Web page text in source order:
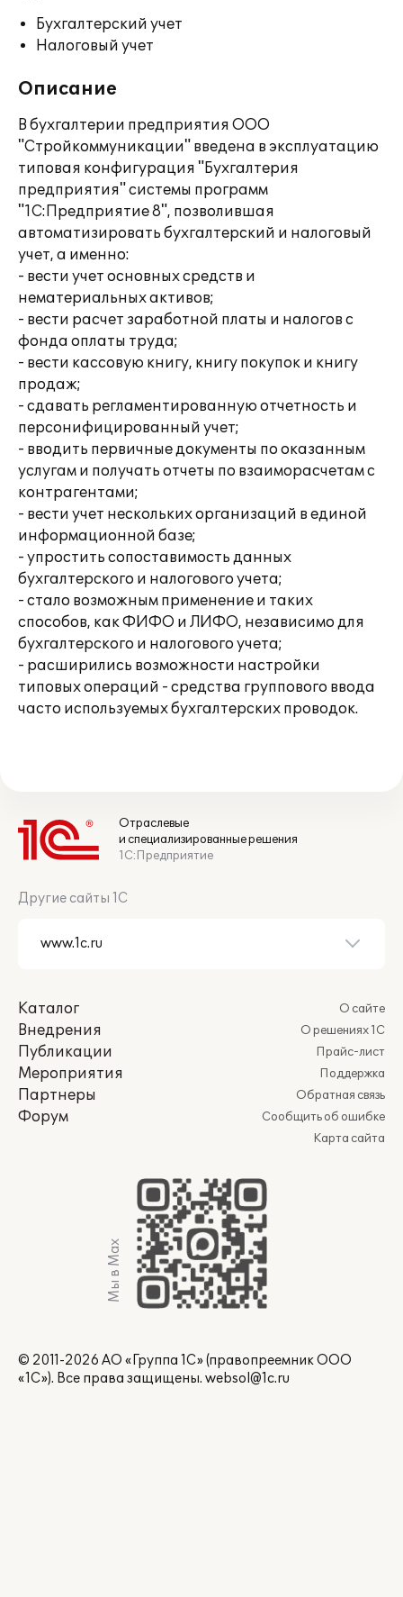
Бухгалтерский учет
Налоговый учет
Описание
В бухгалтерии предприятия ООО
"Стройкоммуникации" введена в эксплуатацию
типовая конфигурация "Бухгалтерия
предприятия" системы программ
"1С:Предприятие 8", позволившая
автоматизировать бухгалтерский и налоговый
учет, а именно:
- вести учет основных средств и
нематериальных активов;
- вести расчет заработной платы и налогов с
фонда оплаты труда;
- вести кассовую книгу, книгу покупок и книгу
продаж;
- сдавать регламентированную отчетность и
персонифицированный учет;
- вводить первичные документы по оказанным
услугам и получать отчеты по взаиморасчетам с
контрагентами;
- вести учет нескольких организаций в единой
информационной базе;
- упростить сопоставимость данных
бухгалтерского и налогового учета;
- стало возможным применение и таких
способов, как ФИФО и ЛИФО, независимо для
бухгалтерского и налогового учета;
- расширились возможности настройки
типовых операций - средства группового ввода
часто используемых бухгалтерских проводок.
Отраслевые
и специализированные решения
1С:Предприятие
Другие сайты 1С
Каталог
Внедрения
Публикации
Мероприятия
Партнеры
Форум
О сайте
О решениях 1С
Прайс-лист
Поддержка
Обратная связь
Сообщить об ошибке
Карта сайта
Мы в Max
© 2011-2026 АО «Группа 1С» (правопреемник ООО
«1С»). Все права защищены. websol@1c.ru